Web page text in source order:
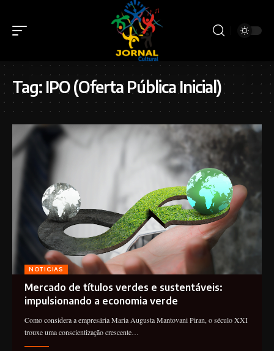
Tag: IPO (Oferta Pública Inicial)
NOTICIAS
Mercado de títulos verdes e sustentáveis:
impulsionando a economia verde
Como considera a empresária Maria Augusta Mantovani Piran, o século XXI
trouxe uma conscientização crescente…